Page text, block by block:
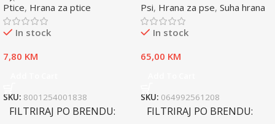
Ptice, Hrana za ptice
In stock
7,80 KM
SKU: 8001254001838
FILTRIRAJ PO BRENDU
Psi, Hrana za pse, Suha hrana
In stock
65,00 KM
SKU: 064992561208
FILTRIRAJ PO BRENDU